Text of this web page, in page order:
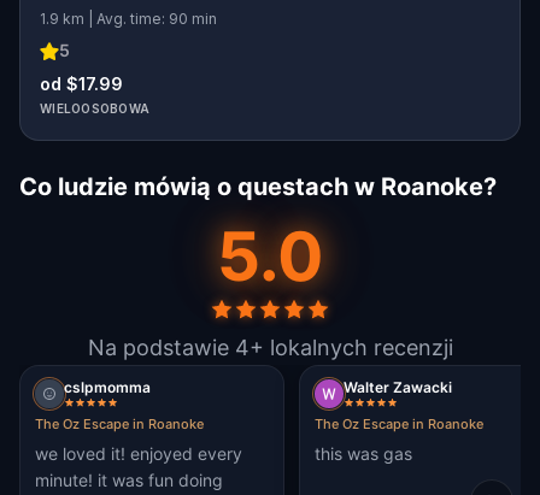
1.9 km | Avg. time: 90 min
5
od $17.99
WIELOOSOBOWA
Co ludzie mówią o questach w Roanoke?
5.0
Na podstawie 4+ lokalnych recenzji
cslpmomma
The Oz Escape in Roanoke
we loved it! enjoyed every
minute! it was fun doing
Walter Zawacki
The Oz Escape in Roanoke
this was gas